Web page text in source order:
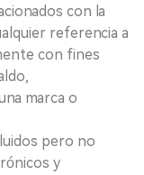
con la
referencia a
con fines
marca o
pero no
y